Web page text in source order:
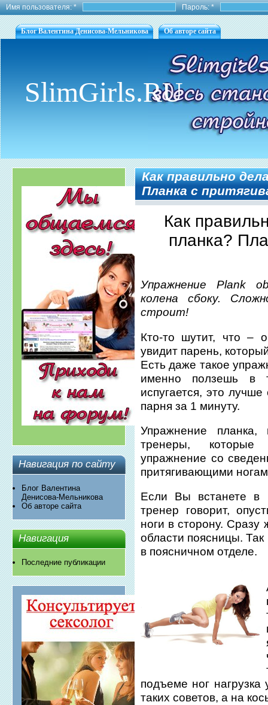
Имя пользователя:* Пароль:*
Блог Валентина Денисова-Мельникова Об авторе сайта
SlimGirls.RU
Навигация по сайту
Блог Валентина
Денисова-Мельникова
Об авторе сайта
Навигация
Последние публикации
Как правильно
Планка с
Как
планка?
Упражнение Plank
колена сбоку.
строит!
Кто-то шутит, что –
увидит парень,
Есть даже такое
именно ползешь в
испугается, это лучше
парня за 1 минуту.
Упражнение планка,
тренеры, которые
упражнение со
притягивающими
Если Вы
встанете в
тренер говорит,
ноги в сторону. Сразу
области поясницы.
в поясничном отделе.
подъеме ног нагрузка
таких советов, а на